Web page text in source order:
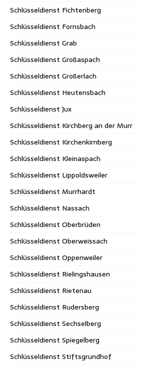
Schlüsseldienst Fichtenberg
Schlüsseldienst Fornsbach
Schlüsseldienst Grab
Schlüsseldienst Großaspach
Schlüsseldienst Großerlach
Schlüsseldienst Heutensbach
Schlüsseldienst Jux
Schlüsseldienst Kirchberg an der Murr
Schlüsseldienst Kirchenkirnberg
Schlüsseldienst Kleinaspach
Schlüsseldienst Lippoldsweiler
Schlüsseldienst Murrhardt
Schlüsseldienst Nassach
Schlüsseldienst Oberbrüden
Schlüsseldienst Oberweissach
Schlüsseldienst Oppenweiler
Schlüsseldienst Rielingshausen
Schlüsseldienst Rietenau
Schlüsseldienst Rudersberg
Schlüsseldienst Sechselberg
Schlüsseldienst Spiegelberg
Schlüsseldienst Stiftsgrundhof